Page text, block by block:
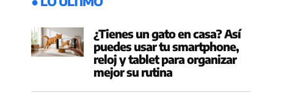
¿Tienes un gato en casa? Así
puedes usar tu smartphone,
reloj y tablet para organizar
mejor su rutina